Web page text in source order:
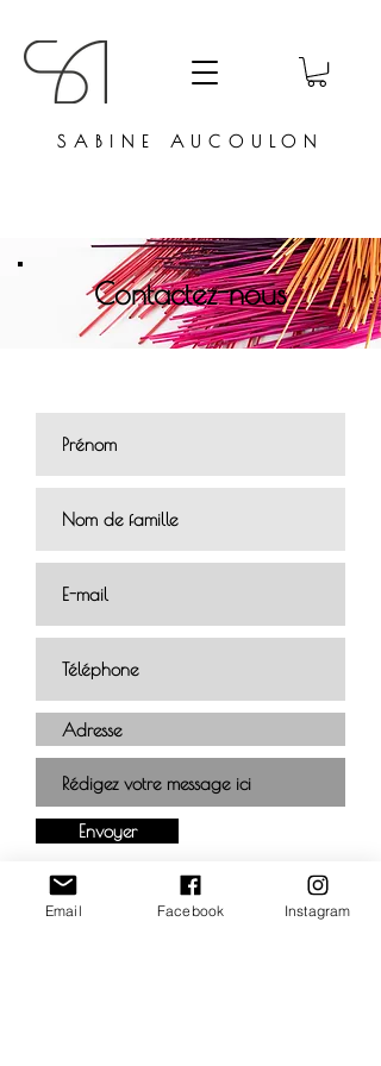
SABINE AUCOULON
Contactez-nous
Envoyer
Email Facebook Instagram